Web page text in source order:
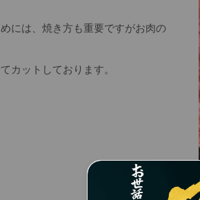
には、焼き方も重要ですがお肉の
カットしております。